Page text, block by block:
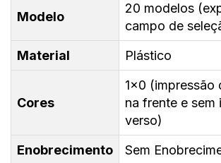
Modelo
20 modelos
campo de
Material
Plástico
Cores
1x0 (impressão
na frente e sem
verso)
Enobrecimento
Sem